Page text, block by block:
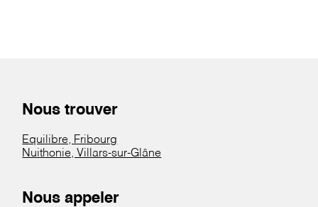
Nous trouver
Equilibre, Fribourg
Nuithonie, Villars-sur-Glâne
Nous appeler